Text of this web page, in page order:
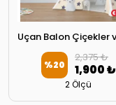
%20
2,375 ₺
1,900 ₺
2 Ölçü